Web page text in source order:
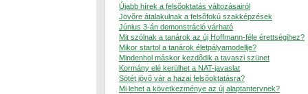
Újabb hírek a felsõoktatás változásairól
Jövõre átalakulnak a felsõfokú szakképzések
Június 3-án demonstráció várható
Mit szólnak a tanárok az új Hoffmann-féle érettségihez?
Mikor startol a tanárok életpályamodellje?
Mindenhol máskor kezdõdik a tavaszi szünet
Kormány elé kerülhet a NAT-javaslat
Sötét jövõ vár a hazai felsõoktatásra?
Mi lehet a következménye az új alaptantervnek?